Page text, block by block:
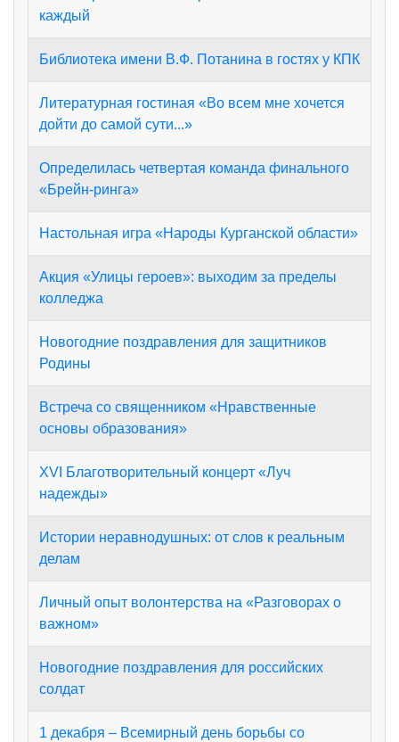
каждый
Библиотека имени В.Ф. Потанина в гостях у КПК
Литературная гостиная «Во всем мне хочется
дойти до самой сути...»
Определилась четвертая команда финального
«Брейн-ринга»
Настольная игра «Народы Курганской области»
Акция «Улицы героев»: выходим за пределы
колледжа
Новогодние поздравления для защитников
Родины
Встреча со священником «Нравственные
основы образования»
XVI Благотворительный концерт «Луч
надежды»
Истории неравнодушных: от слов к реальным
делам
Личный опыт волонтерства на «Разговорах о
важном»
Новогодние поздравления для российских
солдат
1 декабря – Всемирный день борьбы со